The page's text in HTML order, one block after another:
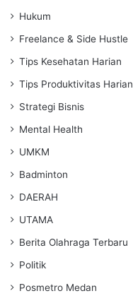
Hukum
Freelance & Side Hustle
Tips Kesehatan Harian
Tips Produktivitas Harian
Strategi Bisnis
Mental Health
UMKM
Badminton
DAERAH
UTAMA
Berita Olahraga Terbaru
Politik
Posmetro Medan